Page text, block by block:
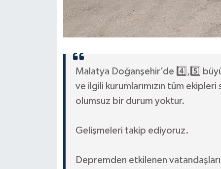
Malatya Doğanşehir’de 4️⃣,5️⃣
ve ilgili kurumlarımızın tüm
olumsuz bir durum yoktur.
Gelişmeleri takip ediyoruz.
Depremden etkilenen
Diyarbakır Müftülüğü
Düzce Müftülüğü
Edirne Müftülüğü
Erzincan Müftülüğü
Erzurum Müftülüğü
İhtida Haberleri